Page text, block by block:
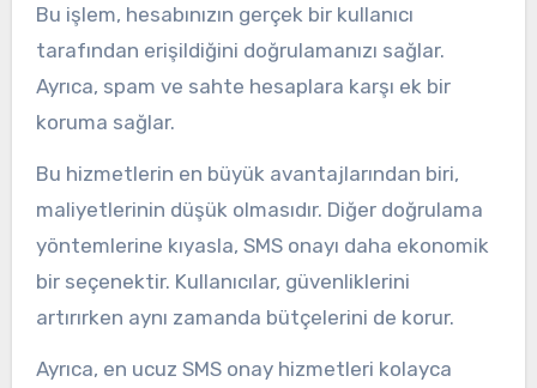
Bu işlem, hesabınızın gerçek bir kullanıcı
tarafından erişildiğini doğrulamanızı sağlar.
Ayrıca, spam ve sahte hesaplara karşı ek bir
koruma sağlar.
Bu hizmetlerin en büyük avantajlarından biri,
maliyetlerinin düşük olmasıdır. Diğer doğrulama
yöntemlerine kıyasla, SMS onayı daha ekonomik
bir seçenektir. Kullanıcılar, güvenliklerini
artırırken aynı zamanda bütçelerini de korur.
Ayrıca, en ucuz SMS onay hizmetleri kolayca